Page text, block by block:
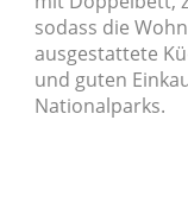
sodass die
ausgestattete
und guten
Nationalparks.